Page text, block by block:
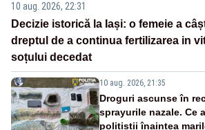
10 aug. 2026, 22:31
Decizie istorică la Iași: o femeie a
dreptul de a continua fertilizarea in
soțului decedat
10 aug. 2026, 21:35
Droguri ascunse în
sprayurile nazale. Ce
polițiștii înaintea